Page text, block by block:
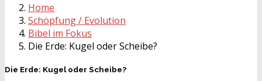
Home
Schöpfung / Evolution
Bibel im Fokus
Die Erde: Kugel oder Scheibe?
Die Erde: Kugel oder Scheibe?